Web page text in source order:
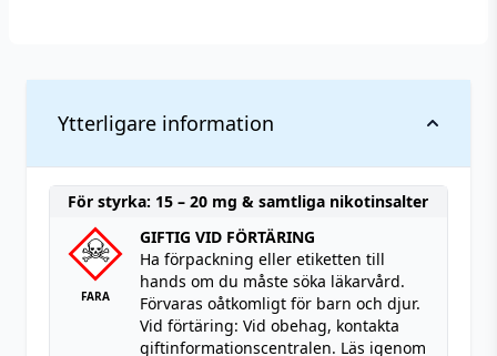
ml,
14
Nikotinsalt)
mängd
Ytterligare information
För styrka: 15 – 20 mg & samtliga nikotinsalter
FARA
GIFTIG VID FÖRTÄRING
Ha förpackning eller etiketten till
hands om du måste söka läkarvård.
Förvaras oåtkomligt för barn och djur.
Vid förtäring: Vid obehag, kontakta
giftinformationscentralen. Läs igenom